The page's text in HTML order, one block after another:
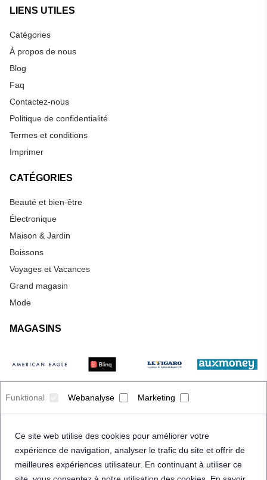
Funktional Webanalyse Marketing
Ce site web utilise des cookies pour améliorer votre
expérience de navigation, analyser le trafic du site et offrir de
meilleures expériences utilisateur. En continuant à utiliser ce
LIENS UTILES
Catégories
À propos de nous
Blog
Faq
Contactez-nous
Politique de confidentialité
Termes et conditions
Imprimer
CATÉGORIES
Beauté et bien-être
Électronique
Maison & Jardin
Boissons
Voyages et Vacances
Grand magasin
Mode
MAGASINS